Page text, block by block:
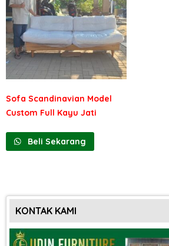
Sofa Scandinavian Model
Custom Full Kayu Jati
Beli Sekarang
KONTAK KAMI